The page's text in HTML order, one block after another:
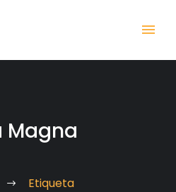
Magna
Etiqueta